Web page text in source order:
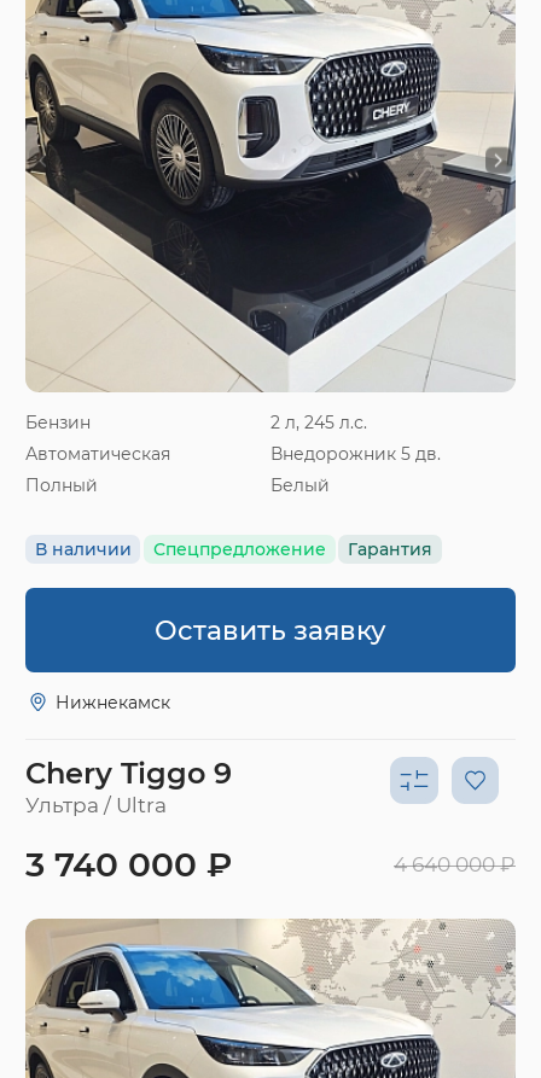
Бензин
2 л, 245 л.с.
Автоматическая
Внедорожник 5 дв.
Полный
Белый
В наличии Спецпредложение Гарантия
Оставить заявку
Нижнекамск
Chery Tiggo 9
Ультра / Ultra
3 740 000 ₽ 4 640 000 ₽